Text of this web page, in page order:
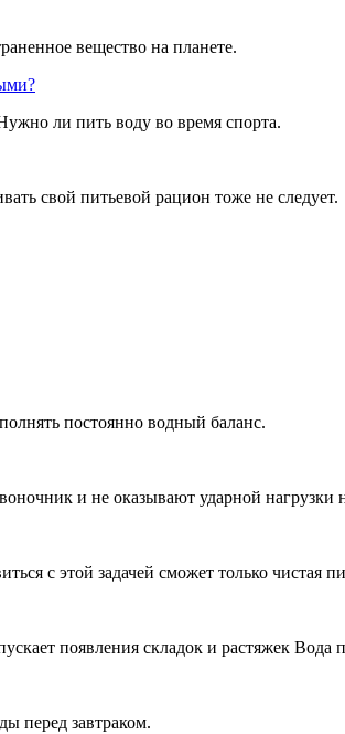
вещество на планете.
ли пить воду во время спорта.
свой питьевой рацион тоже не следует.
постоянно водный баланс.
и не оказывают ударной нагрузки
с этой задачей сможет только чистая
появления складок и растяжек Вода
перед завтраком.